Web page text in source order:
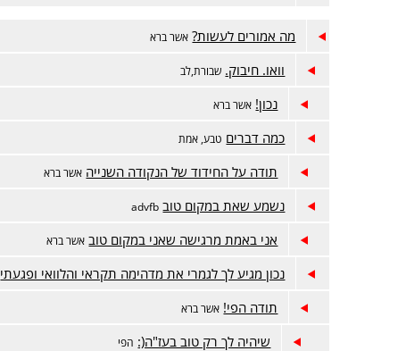
מה אמורים לעשות? אשר ברא
וואו. חיבוק. שבורת,לב
נכון! אשר ברא
כמה דברים טבע, אמת
תודה על החידוד של הנקודה השנייה אשר ברא
נשמע שאת במקום טוב advfb
אני באמת מרגישה שאני במקום טוב אשר ברא
נכון מגיע לך לגמרי את מדהימה תקראי והלוואי ופגעתי
תודה הפי! אשר ברא
שיהיה לך רק טוב בעז"ה(: הפי